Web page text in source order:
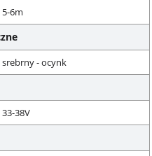
5-6m
srebrny - ocynk
33-38V